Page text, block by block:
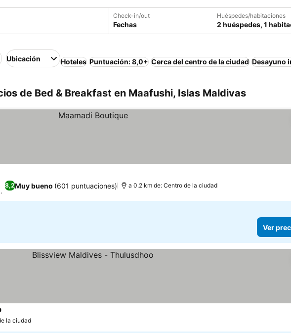
Check-in/out
Fechas
Huéspedes/habitaciones
2 huéspedes, 1
Ubicación Hoteles Puntuación: 8,0+ Cerca del centro de la ciudad Desayuno
de Bed & Breakfast en Maafushi, Islas Maldivas
8,2Muy bueno (601 puntuaciones) a 0.2 km de: Centro de la ciudad
Ver
la ciudad